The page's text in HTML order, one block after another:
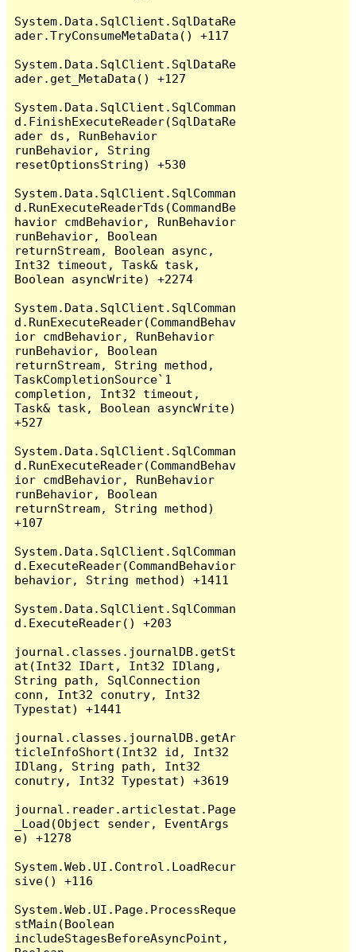
System.Data.SqlClient.SqlDataRe
ader.TryConsumeMetaData() +117
System.Data.SqlClient.SqlDataRe
ader.get_MetaData() +127
System.Data.SqlClient.SqlComman
d.FinishExecuteReader(SqlDataRe
ader ds, RunBehavior
runBehavior, String
resetOptionsString) +530
System.Data.SqlClient.SqlComman
d.RunExecuteReaderTds(CommandBe
havior cmdBehavior, RunBehavior
runBehavior, Boolean
returnStream, Boolean async,
Int32 timeout, Task& task,
Boolean asyncWrite) +2274
System.Data.SqlClient.SqlComman
d.RunExecuteReader(CommandBehav
ior cmdBehavior, RunBehavior
runBehavior, Boolean
returnStream, String method,
TaskCompletionSource`1
completion, Int32 timeout,
Task& task, Boolean asyncWrite)
+527
System.Data.SqlClient.SqlComman
d.RunExecuteReader(CommandBehav
ior cmdBehavior, RunBehavior
runBehavior, Boolean
returnStream, String method)
+107
System.Data.SqlClient.SqlComman
d.ExecuteReader(CommandBehavior
behavior, String method) +1411
System.Data.SqlClient.SqlComman
d.ExecuteReader() +203
journal.classes.journalDB.getSt
at(Int32 IDart, Int32 IDlang,
String path, SqlConnection
conn, Int32 conutry, Int32
Typestat) +1441
journal.classes.journalDB.getAr
ticleInfoShort(Int32 id, Int32
IDlang, String path, Int32
conutry, Int32 Typestat) +3619
journal.reader.articlestat.Page
_Load(Object sender, EventArgs
e) +1278
System.Web.UI.Control.LoadRecur
sive() +116
System.Web.UI.Page.ProcessReque
stMain(Boolean
includeStagesBeforeAsyncPoint,